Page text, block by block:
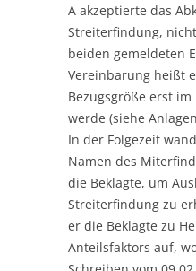
A akzeptierte das
Streiterfindung,
beiden gemeldeten
Vereinbarung heißt
Bezugsgröße erst
werde (siehe
In der Folgezeit
Namen des
die Beklagte, um
Streiterfindung zu
er die Beklagte zu
Anteilsfaktors auf,